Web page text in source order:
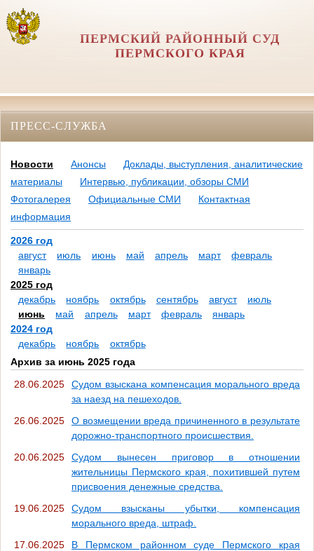
ПЕРМСКИЙ РАЙОННЫЙ СУД
ПЕРМСКОГО КРАЯ
ПРЕСС-СЛУЖБА
Новости Анонсы
Доклады, выступления, аналитические
материалы
Интервью, публикации, обзоры СМИ
Фотогалерея
Официальные СМИ
Контактная
информация
2026 год
август
июль июнь май апрель март
февраль
январь
2025 год
декабрь
ноябрь октябрь сентябрь август
июль
июнь
май апрель март февраль
январь
2024 год
декабрь
ноябрь
октябрь
Архив за июнь 2025 года
28.06.2025
Судом взыскана компенсация морального вреда
за наезд на пешеходов.
26.06.2025
О возмещении вреда причиненного в результате
дорожно-транспортного происшествия.
20.06.2025
Судом вынесен приговор в отношении
жительницы Пермского края, похитившей путем
присвоения денежные средства.
19.06.2025
Судом взысканы убытки, компенсация
морального вреда, штраф.
17.06.2025
В Пермском районном суде Пермского края